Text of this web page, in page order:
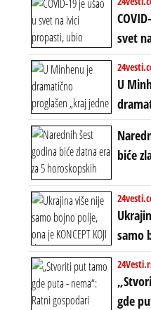
ZAŠTO
svet
ubio
U
ere“,
ere
istom
prošle
biće
novca
samo
ona je
ĆE
gde